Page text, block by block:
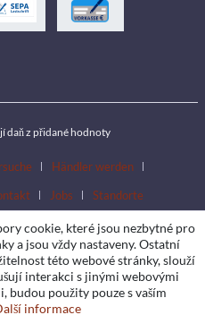
daň z přidané hodnoty
Händler werden
Jobs Standorte
cookie, které jsou nezbytné pro
a jsou vždy nastaveny. Ostatní
této webové stránky, slouží
interakci s jinými webovými
budou použity pouze s vaším
informace